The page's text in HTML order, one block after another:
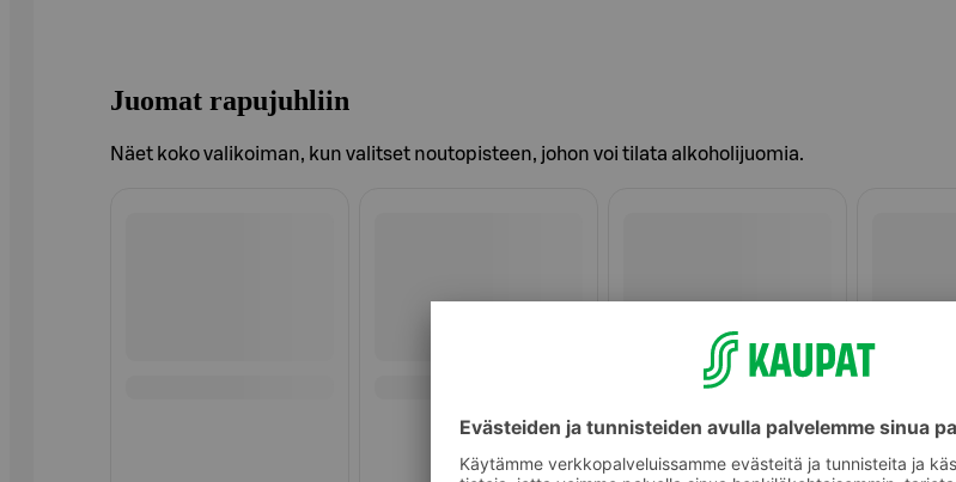
Juomat rapujuhliin
Näet koko valikoiman, kun valitset noutopisteen, johon voi tilata alkoholijuomia.